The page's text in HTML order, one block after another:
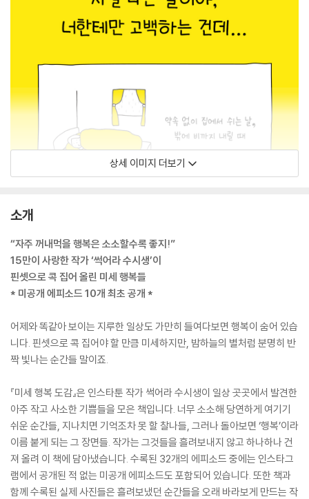
상세 이미지 더보기
소개
“자주 꺼내먹을 행복은 소소할수록 좋지!”
15만이 사랑한 작가 ‘썩어라 수시생’이
핀셋으로 콕 집어 올린 미세 행복들
* 미공개 에피소드 10개 최초 공개 *
어제와 똑같아 보이는 지루한 일상도 가만히 들여다보면 행복이 숨어 있습
니다. 핀셋으로 콕 집어야 할 만큼 미세하지만, 밤하늘의 별처럼 분명히 반
짝 빛나는 순간들 말이죠.
『미세 행복 도감』은 인스타툰 작가 썩어라 수시생이 일상 곳곳에서 발견한
아주 작고 사소한 기쁨들을 모은 책입니다. 너무 소소해 당연하게 여기기
쉬운 순간들, 지나치면 기억조차 못 할 찰나들, 그러나 돌아보면 ‘행복’이라
이름 붙게 되는 그 장면들. 작가는 그것들을 흘려보내지 않고 하나하나 건
져 올려 이 책에 담아냈습니다. 수록된 32개의 에피소드 중에는 인스타그
램에서 공개된 적 없는 미공개 에피소드도 포함되어 있습니다. 또한 책과
함께 수록된 실제 사진들은 흘려보냈던 순간들을 오래 바라보게 만드는 작